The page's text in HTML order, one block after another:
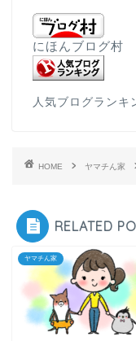
にほんブログ村
人気ブログランキ
HOME ヤマチん家
RELATED
ヤマチん家